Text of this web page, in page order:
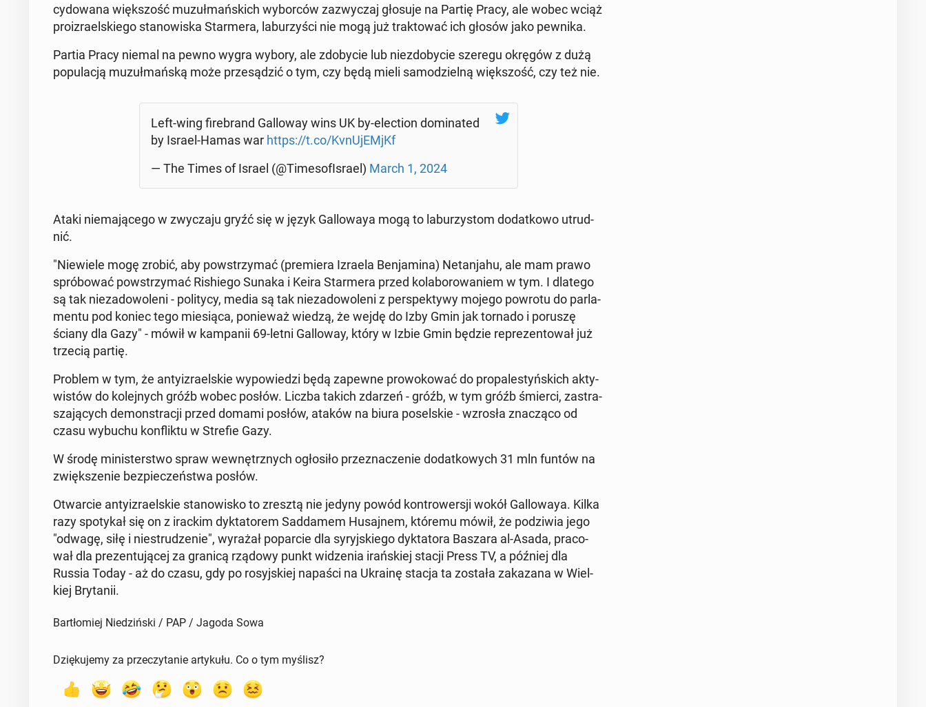
cy­do­wa­na więk­szość mu­zuł­mań­skich wy­bor­ców za­zwy­czaj głosuje na Partię Pracy, ale wobec wciąż
pro­izra­el­skie­go sta­no­wi­ska Star­me­ra, la­bu­rzy­ści nie mogą już trak­to­wać ich głosów jako pewnika.
Partia Pracy niemal na pewno wygra wybory, ale zdo­by­cie lub nie­zdo­by­cie szeregu okręgów z dużą
po­pu­la­cją mu­zuł­mań­ską może prze­są­dzić o tym, czy będą mieli sa­mo­dziel­ną więk­szość, czy też nie.
Left-wing fi­re­brand Gal­lo­way wins UK by-elec­tion do­mi­na­ted
by Israel-Hamas war https://t.co/KvnU­jEMjKf
— The Times of Israel (@Ti­me­so­fI­sra­el) March 1, 2024
Ataki nie­ma­ją­ce­go w zwy­cza­ju gryźć się w język Gal­lo­waya mogą to la­bu­rzy­stom do­dat­ko­wo utrud­
nić.
"Nie­wie­le mogę zrobić, aby po­wstrzy­mać (pre­mie­ra Izraela Ben­ja­mi­na) Ne­tan­ja­hu, ale mam prawo
spró­bo­wać po­wstrzy­mać Ri­shie­go Sunaka i Keira Star­me­ra przed ko­la­bo­ro­wa­niem w tym. I dlatego
są tak nie­za­do­wo­le­ni - po­li­ty­cy, media są tak nie­za­do­wo­le­ni z per­spek­ty­wy mojego powrotu do par­la­
men­tu pod koniec tego mie­sią­ca, po­nie­waż wiedzą, że wejdę do Izby Gmin jak tornado i poruszę
ściany dla Gazy" - mówił w kam­pa­nii 69-letni Gal­lo­way, który w Izbie Gmin będzie re­pre­zen­to­wał już
trzecią partię.
Problem w tym, że an­ty­izra­el­skie wy­po­wie­dzi będą zapewne pro­wo­ko­wać do pro­pa­le­styń­skich ak­ty­
wi­stów do ko­lej­nych gróźb wobec posłów. Liczba takich zdarzeń - gróźb, w tym gróźb śmierci, za­stra­
sza­ją­cych de­mon­stra­cji przed domami posłów, ataków na biura po­sel­skie - wzrosła zna­czą­co od
czasu wybuchu kon­flik­tu w Strefie Gazy.
W środę mi­ni­ster­stwo spraw we­wnętrz­nych ogło­si­ło prze­zna­cze­nie do­dat­ko­wych 31 mln funtów na
zwięk­sze­nie bez­pie­czeń­stwa posłów.
Otwar­cie an­ty­izra­el­skie sta­no­wi­sko to zresztą nie jedyny powód kon­tro­wer­sji wokół Gal­lo­waya. Kilka
razy spo­ty­kał się on z irackim dyk­ta­to­rem Sad­da­mem Hu­saj­nem, któremu mówił, że po­dzi­wia jego
"odwagę, siłę i nie­stru­dze­nie", wyrażał po­par­cie dla sy­ryj­skie­go dyk­ta­to­ra Baszara al-Asada, pra­co­
wał dla pre­zen­tu­ją­cej za granicą rządowy punkt wi­dze­nia irań­skiej stacji Press TV, a później dla
Russia Today - aż do czasu, gdy po ro­syj­skiej napaści na Ukrainę stacja ta została za­ka­za­na w Wiel­
kiej Bry­ta­nii.
Bartłomiej Niedziński / PAP / Jagoda Sowa
Dziękujemy za przeczytanie artykułu. Co o tym myślisz?